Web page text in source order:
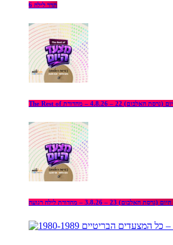
תדר לילה 6
האלבום) 23 – 3.8.26 – מהדורת לילה רגועה